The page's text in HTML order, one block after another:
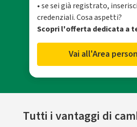
• se sei già registrato,
credenziali. Cosa aspetti?
Scopri l'offerta dedicata a
Vai all'Area
Tutti i vantaggi di